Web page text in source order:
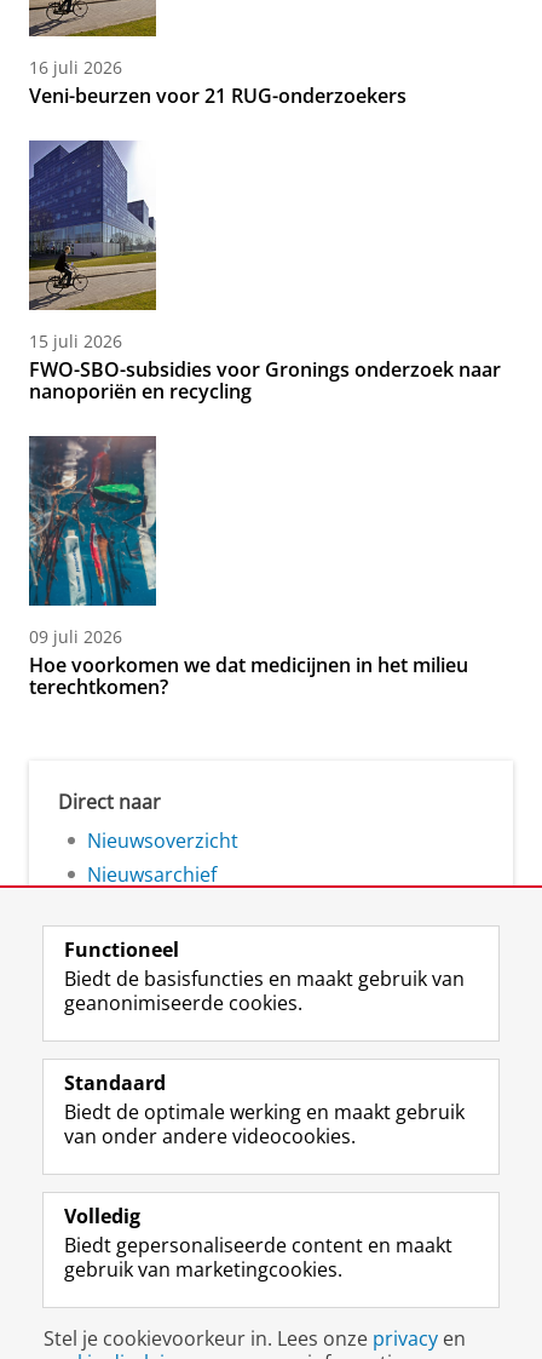
16 juli 2026
Veni-beurzen voor 21 RUG-onderzoekers
15 juli 2026
FWO-SBO-subsidies voor Gronings onderzoek naar
nanoporiën en recycling
09 juli 2026
Hoe voorkomen we dat medicijnen in het milieu
terechtkomen?
Direct naar
Nieuwsoverzicht
Nieuwsarchief
Volg de RUG
F
a
e
b
o
p
a
i
n
L
i
k
e
I
-
p
g
i
R
S
-
f
e
R
k
s
I
n
t
r
m
c
c
Y
o
T
e
k
a
a
Studiekiezers
Alumni
Over ons
Disclaimer & Copyright
Inloggen
Functioneel
Biedt de basisfuncties en maakt gebruik van
geanonimiseerde cookies.
Standaard
Biedt de optimale werking en maakt gebruik
van onder andere videocookies.
Volledig
Biedt gepersonaliseerde content en maakt
gebruik van marketingcookies.
Stel je cookievoorkeur in. Lees onze privacy en